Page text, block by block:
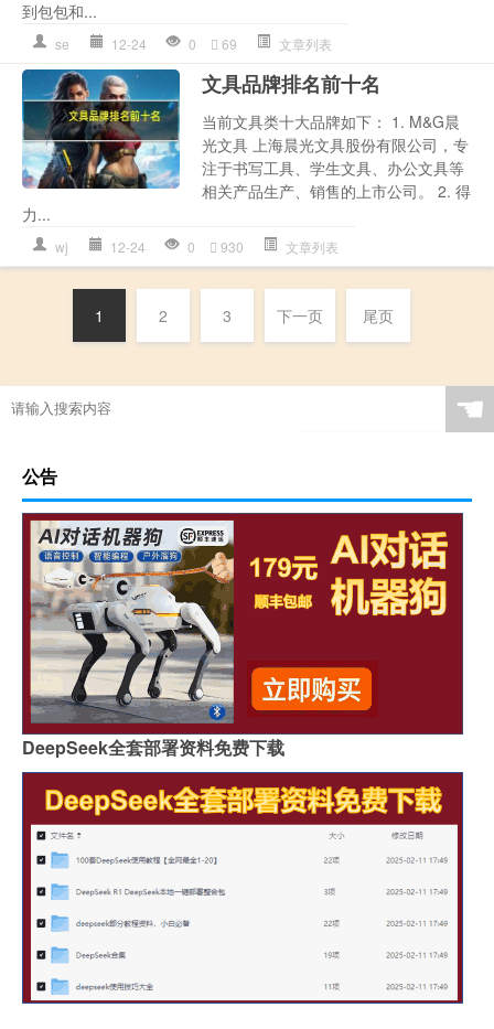
到包包和...
se 12-24 0 69 文章列表
文具品牌排名前十名
当前文具类十大品牌如下： 1. M&G晨
光文具 上海晨光文具股份有限公司，专
注于书写工具、学生文具、办公文具等
相关产品生产、销售的上市公司。 2. 得
力...
wj 12-24 0 930 文章列表
1 2 3 下一页 尾页
☚
公告
DeepSeek全套部署资料免费下载